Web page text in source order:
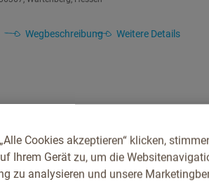
Wegbeschreibung Weitere Details
Cookies akzeptieren“ klicken,
Ihrem Gerät zu, um die
zu analysieren und unsere